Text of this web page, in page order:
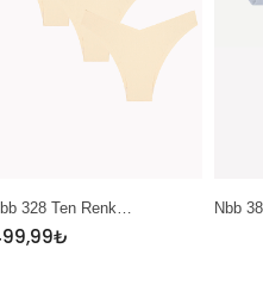
Nbb 389 Sarı Mint…